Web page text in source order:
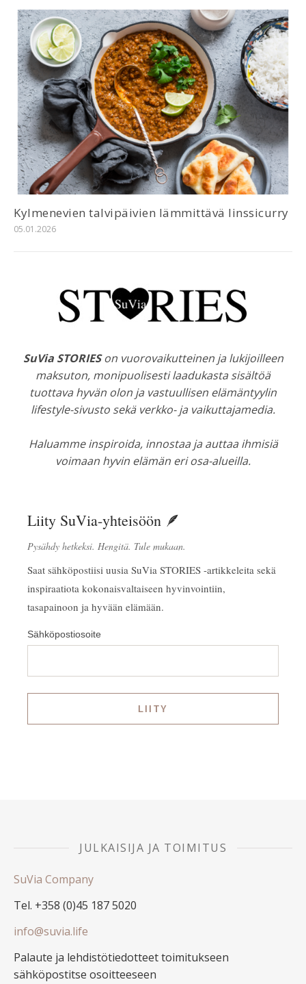
Kylmenevien talvipäivien lämmittävä linssicurry
05.01.2026
SuVia STORIESon vuorovaikutteinen ja lukijoilleen
maksuton, monipuolisesti laadukasta sisältöä
tuottava hyvän olon ja vastuullisen elämäntyylin
lifestyle-sivusto sekä verkko- ja vaikuttajamedia.
Haluamme inspiroida, innostaa ja auttaa ihmisiä
voimaan hyvin elämän eri osa-alueilla.
Liity SuVia-yhteisöön 🪶
Pysähdy hetkeksi. Hengitä. Tule mukaan.
Saat sähköpostiisi uusia SuVia STORIES -artikkeleita sekä
inspiraatiota kokonaisvaltaiseen hyvinvointiin,
tasapainoon ja hyvään elämään.
Sähköpostiosoite
JULKAISIJA JA TOIMITUS
SuVia Company
Tel. +358 (0)45 187 5020
info@suvia.life
Palaute ja lehdistötiedotteet toimitukseen
sähköpostitse osoitteeseen